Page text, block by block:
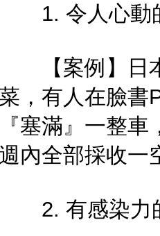
1. 令人心動
【案例】日本
菜，有人在臉書
『塞滿』一整
週內全部採收一
2. 有感染力